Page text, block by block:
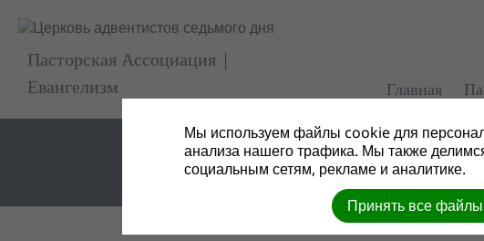
Пасторская Ассоциация |
Евангелизм
Главная
Мы используем файлы cookie для
анализа нашего трафика. Мы также
социальным сетям, рекламе и аналитике.
Принять все